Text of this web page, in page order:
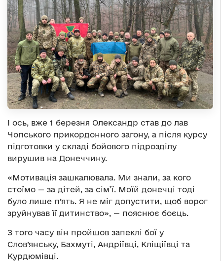
І ось, вже 1 березня Олександр став до лав
Чопського прикордонного загону, а після курсу
підготовки у складі бойового підрозділу
вирушив на Донеччину.
«Мотивація зашкалювала. Ми знали, за кого
стоїмо — за дітей, за сім’ї. Моїй донечці тоді
було лише п’ять. Я не міг допустити, щоб ворог
зруйнував її дитинство», — пояснює боєць.
З того часу він пройшов запеклі бої у
Слов’янську, Бахмуті, Андріївці, Кліщіївці та
Курдюмівці.